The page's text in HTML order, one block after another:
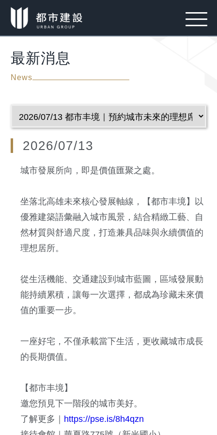
最新消息
News
2026/07/13
城市發展所向，即是價值匯聚之處。
坐落北高雄未來核心發展軸線，【都市丰境】以
優雅建築語彙融入城市風景，結合精緻工藝、自
然材質與舒適尺度，打造兼具品味與永續價值的
理想居所。
從生活機能、交通建設到城市藍圖，區域發展動
能持續累積，讓每一次選擇，都成為珍藏未來價
值的重要一步。
一座好宅，不僅承載當下生活，更收藏城市成長
的長期價值。
【都市丰境】
邀您預見下一階段的城市美好。
了解更多｜ https://pse.is/8h4qzn